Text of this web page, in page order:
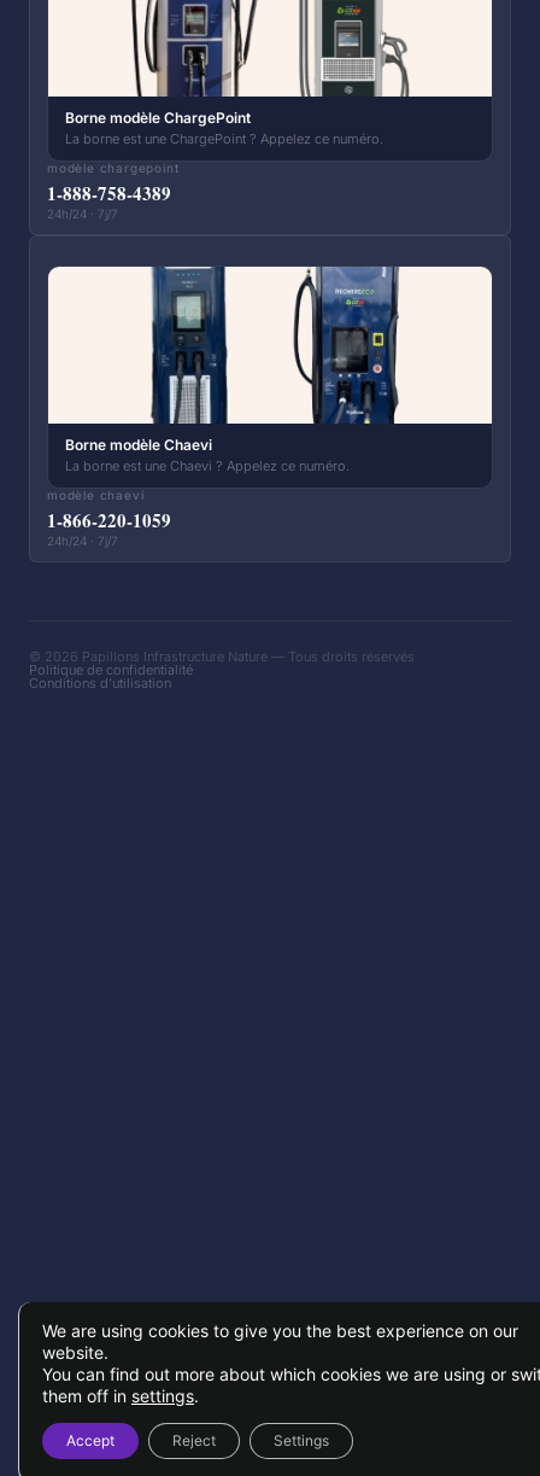
Borne modèle ChargePoint
La borne est une ChargePoint ? Appelez ce numéro.
modèle chargepoint
1-888-758-4389
24h/24 · 7j/7
Borne modèle Chaevi
La borne est une Chaevi ? Appelez ce numéro.
modèle chaevi
1-866-220-1059
24h/24 · 7j/7
© 2026 Papillons Infrastructure Nature — Tous droits réservés
Politique de confidentialité
Conditions d'utilisation
We are using cookies to give you the best experience on our
website.
You can find out more about which cookies we are using or
them off in settings.
Accept Reject Settings